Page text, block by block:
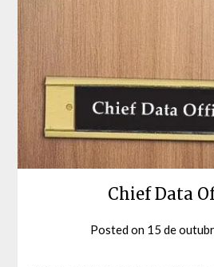
Chief Data
Posted on 15 de